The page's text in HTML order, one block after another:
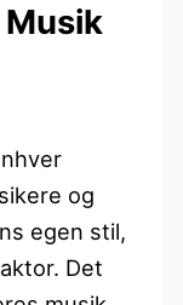
og
egen stil,
Det